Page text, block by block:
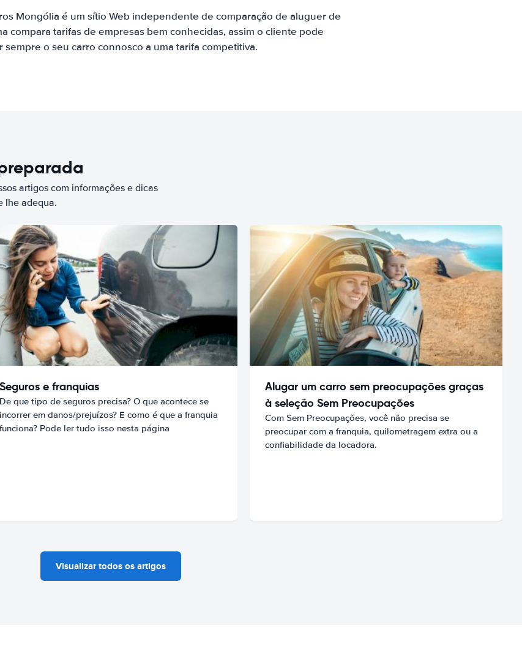
Mongólia é um sítio Web independente de comparação de aluguer de
compara tarifas de empresas bem conhecidas, assim o cliente pode
sempre o seu carro connosco a uma tarifa competitiva.
artigos com informações e dicas
lhe adequa.
Seguros e franquias
De que tipo de seguros precisa? O que acontece se
incorrer em danos/prejuízos? E como é que a franquia
funciona? Pode ler tudo isso nesta página
Alugar um carro sem preocupações graças
à seleção Sem Preocupações
Com Sem Preocupações, você não precisa se
preocupar com a franquia, quilometragem extra ou a
confiabilidade da locadora.
Visualizar todos os artigos